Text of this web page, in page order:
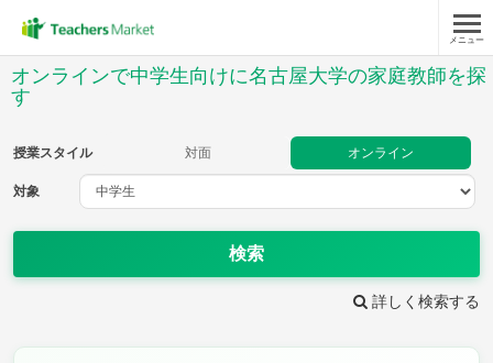
メニュー
オンラインで中学生向けに名古屋大学の家庭教師を探
す
授業スタイル 対面 オンライン
対象
検索
詳しく検索する
対象
地理